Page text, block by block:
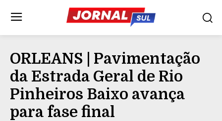
ORLEANS | Pavimentação
da Estrada Geral de Rio
Pinheiros Baixo avança
para fase final